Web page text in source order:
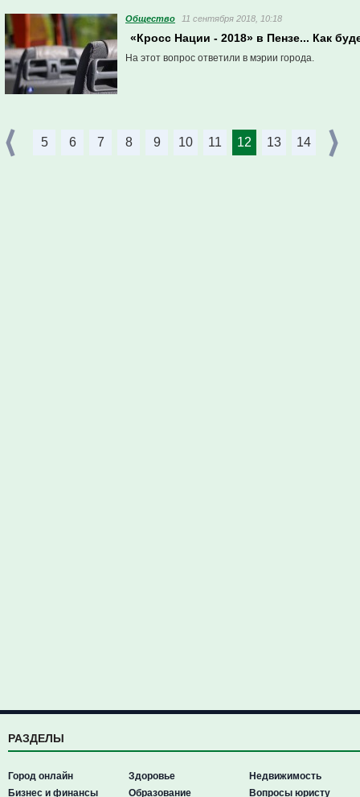
Общество 11 сентября 2018, 10:18
«Кросс Нации - 2018» в Пензе... Как
На этот вопрос ответили в мэрии города.
5 6 7 8 9 10 11 12 13 14
РАЗДЕЛЫ
Город онлайн
Бизнес и финансы
Здоровье
Образование
Недвижимость
Вопросы юристу